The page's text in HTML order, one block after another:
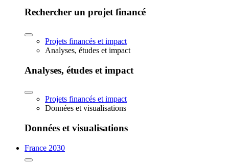
Rechercher un projet financé
Projets financés et impact
Analyses, études et impact
Analyses, études et impact
Projets financés et impact
Données et visualisations
Données et visualisations
France 2030